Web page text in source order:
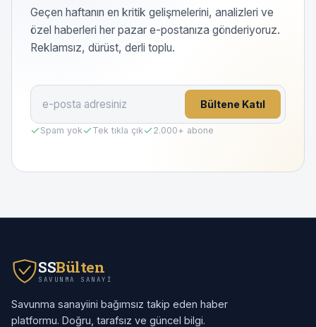
Geçen haftanın en kritik gelişmelerini, analizleri ve
özel haberleri her pazar e-postanıza gönderiyoruz.
Reklamsız, dürüst, derli toplu.
Bültene Katıl
Spam yok Tek tıkla çık 2.000+ abone
SSBülten
SAVUNMA SANAYI
Savunma sanayiini bağımsız takip eden haber
platformu. Doğru, tarafsız ve güncel bilgi.